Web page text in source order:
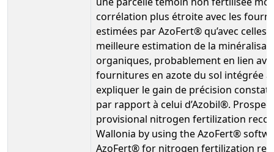
corrélation plus étroite avec les
estimées par AzoFert® qu’avec
meilleure estimation de la
organiques, probablement en lien
fournitures en azote du sol intégrée
expliquer le gain de précision
par rapport à celui d’Azobil®.
provisional nitrogen fertilization
Wallonia by using the AzoFert®
AzoFert® for nitrogen fertilization